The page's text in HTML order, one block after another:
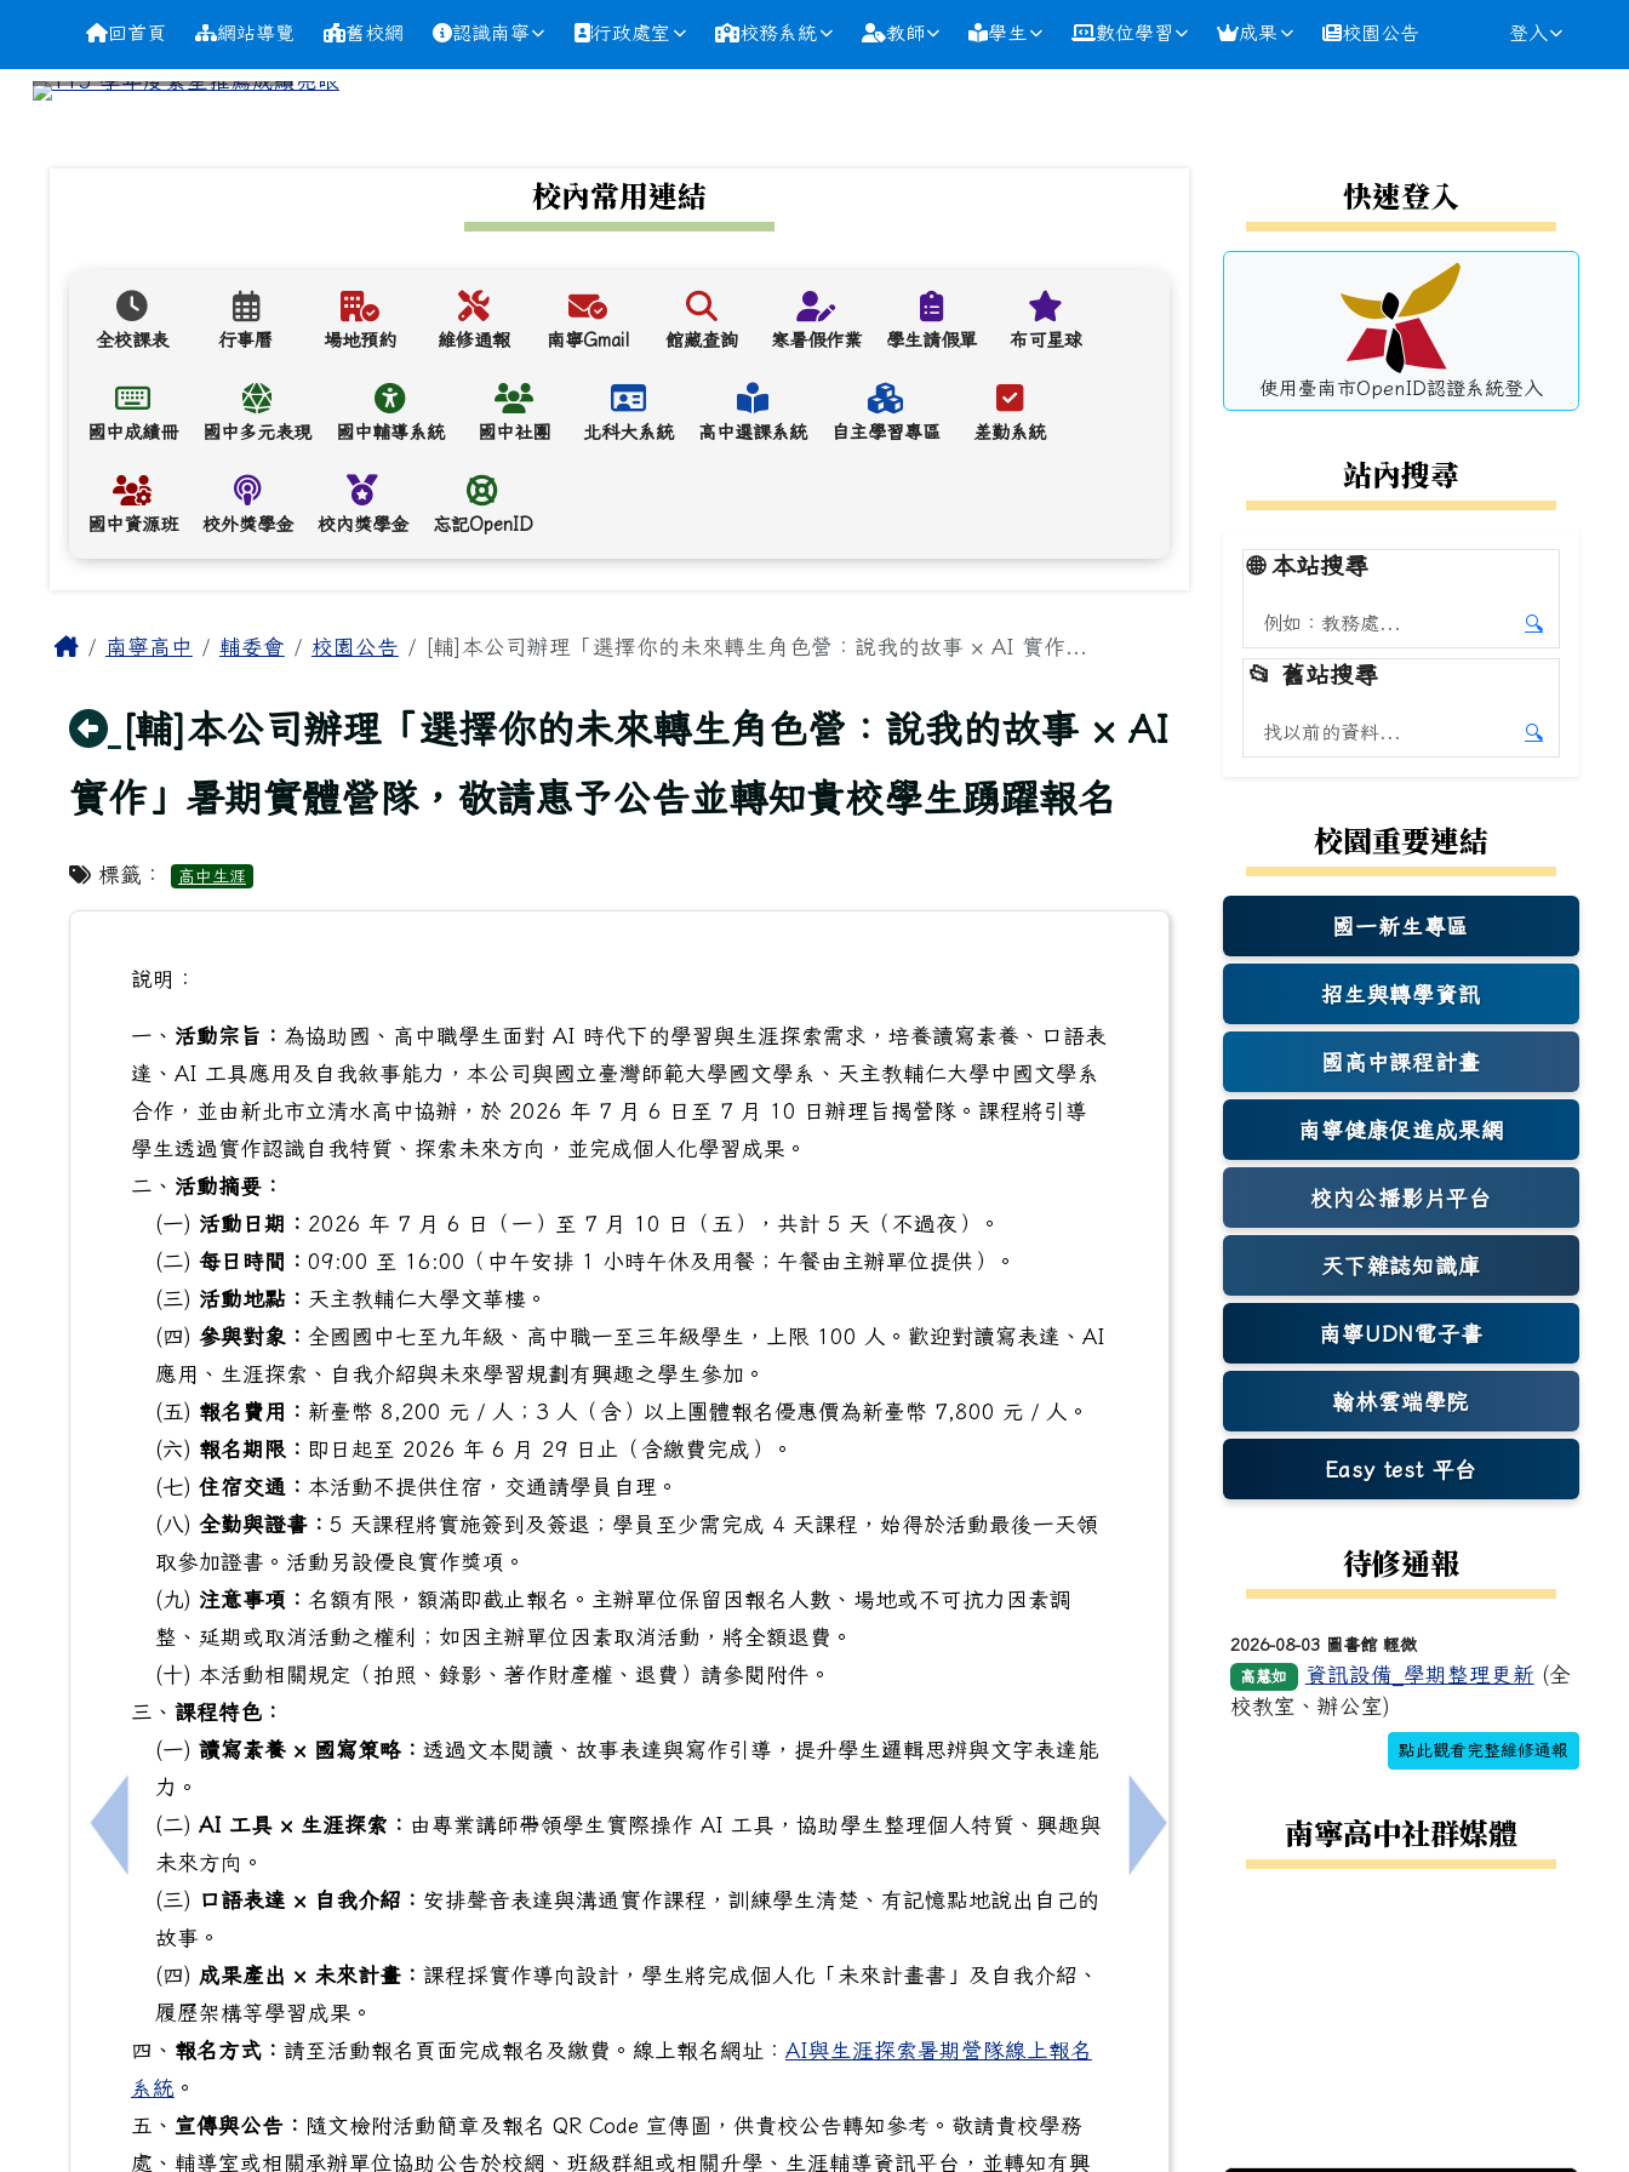
台南市南寧高中
導覽列回首頁 網站導覽 舊校網 認識南寧 行政處室 校務系統 教師 學生 數位學習 成果 校園公告 登入
校內常用連結
全校課表 行事曆 場地預約 維修通報 南寧Gmail 館藏查詢 寒暑假作業 學生請假單 布可星球
國中成績冊 國中多元表現 國中輔導系統 國中社團 北科大系統 高中選課系統 自主學習專區 差勤系統
國中資源班 校外獎學金 校內獎學金 忘記OpenID
主內容區域
Home南寧高中 輔委會 校園公告 [輔]本公司辦理「選擇你的未來轉生角色營：說我的故事 × AI 實作...
回上頁
[輔]本公司辦理「選擇你的未來轉生角色營：說我的故事 × AI
實作」暑期實體營隊，敬請惠予公告並轉知貴校學生踴躍報名
標籤： 高中生涯
上一筆：[輔]115年度「深耕學校家庭教育學生主題創作徵選活動實施計畫」1份，請鼓勵學生踴躍參加，請查照。
說明：
一、 活動宗旨： 為協助國、高中職學生面對 AI 時代下的學習與生涯探索需求，培養讀寫素養、口語表
達、AI 工具應用及自我敘事能力，本公司與國立臺灣師範大學國文學系、天主教輔仁大學中國文學系
合作，並由新北市立清水高中協辦，於 2026 年 7 月 6 日至 7 月 10 日辦理旨揭營隊。課程將引導
學生透過實作認識自我特質、探索未來方向，並完成個人化學習成果。
二、 活動摘要：
(一) 活動日期： 2026 年 7 月 6 日（一）至 7 月 10 日（五），共計 5 天（不過夜）。
(二) 每日時間： 09:00 至 16:00（中午安排 1 小時午休及用餐；午餐由主辦單位提供）。
(三) 活動地點： 天主教輔仁大學文華樓。
(四) 參與對象： 全國國中七至九年級、高中職一至三年級學生，上限 100 人。歡迎對讀寫表達、AI
應用、生涯探索、自我介紹與未來學習規劃有興趣之學生參加。
(五) 報名費用： 新臺幣 8,200 元 / 人；3 人（含）以上團體報名優惠價為新臺幣 7,800 元 / 人。
(六) 報名期限： 即日起至 2026 年 6 月 29 日止（含繳費完成）。
(七) 住宿交通： 本活動不提供住宿，交通請學員自理。
(八) 全勤與證書： 5 天課程將實施簽到及簽退；學員至少需完成 4 天課程，始得於活動最後一天領
取參加證書。活動另設優良實作獎項。
(九) 注意事項： 名額有限，額滿即截止報名。主辦單位保留因報名人數、場地或不可抗力因素調
整、延期或取消活動之權利；如因主辦單位因素取消活動，將全額退費。
(十) 本活動相關規定（拍照、錄影、著作財產權、退費）請參閱附件。
三、 課程特色：
(一) 讀寫素養 × 國寫策略： 透過文本閱讀、故事表達與寫作引導，提升學生邏輯思辨與文字表達能
力。
(二) AI 工具 × 生涯探索： 由專業講師帶領學生實際操作 AI 工具，協助學生整理個人特質、興趣與
未來方向。
(三)
口語表達 × 自我介紹： 安排聲音表達與溝通實作課程，訓練學生清楚、有記憶點地說出自己的
故事。
(四) 成果產出 × 未來計畫： 課程採實作導向設計，學生將完成個人化「未來計畫書」及自我介紹、
履歷架構等學習成果。
四、 報名方式： 請至活動報名頁面完成報名及繳費。線上報名網址： AI與生涯探索暑期營隊線上報名
系統 。
五、 宣傳與公告： 隨文檢附活動簡章及報名 QR Code 宣傳圖，供貴校公告轉知參考。敬請貴校學務
處、輔導室或相關承辦單位協助公告於校網、班級群組或相關升學、生涯輔導資訊平台，並轉知有興
下一筆：[輔]弘光科技大學老人福利與長期照顧
左邊區域內容
快速登入
使用臺南市OpenID認證系統登入
站內搜尋
🌐本站搜尋
搜尋本站內容
🔍
開始本站
📂 舊站搜尋
搜尋舊站內容
🔍
開始舊站
校園重要連結
國一新生專區
(另開新視窗)
招生與轉學資訊
國高中課程計畫
南寧健康促進成果網
(另開新視窗)
校內公播影片平台
天下雜誌知識庫
(另開新視窗)
南寧UDN電子書
翰林雲端學院
Easy test 平台
(另開新視窗)
待修通報
2026-08-03 圖書館 輕微
高慧如
資訊設備_學期整理更新 (全
校教室、辦公室)
點此觀看完整維修通報
南寧高中社群媒體